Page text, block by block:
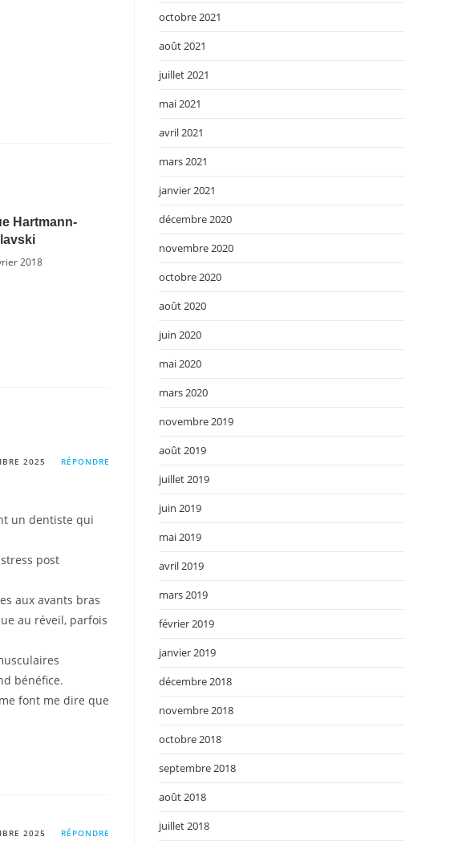
Hartmann-
2018
2025 RÉPONDRE
un dentiste qui
post
aux avants bras
au réveil, parfois
bénéfice.
font me dire que
2025 RÉPONDRE
octobre 2021
août 2021
juillet 2021
mai 2021
avril 2021
mars 2021
janvier 2021
décembre 2020
novembre 2020
octobre 2020
août 2020
juin 2020
mai 2020
mars 2020
novembre 2019
août 2019
juillet 2019
juin 2019
mai 2019
avril 2019
mars 2019
février 2019
janvier 2019
décembre 2018
novembre 2018
octobre 2018
septembre 2018
août 2018
juillet 2018